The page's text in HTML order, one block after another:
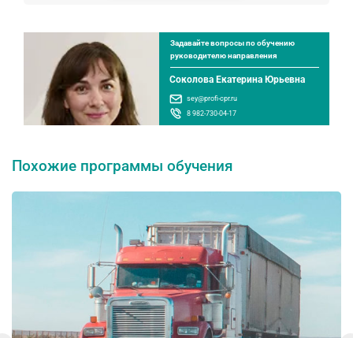
Задавайте вопросы по обучению
руководителю направления
Соколова Екатерина Юрьевна
sey@profi-cpr.ru
8 982-730-04-17
Похожие программы обучения